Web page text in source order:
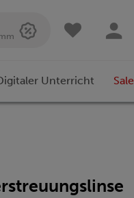
Unterricht Sale